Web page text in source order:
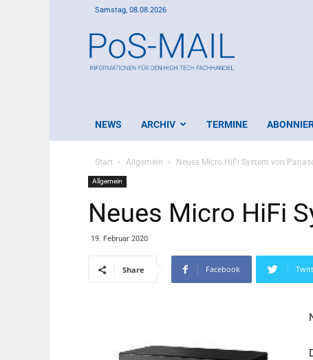
Samstag, 08.08.2026
Mail
NEWS ARCHIV TERMINE
Start Allgemein Neues Micro HiFi System von
Allgemein
Neues Micro HiFi
19. Februar 2020
Share Facebook